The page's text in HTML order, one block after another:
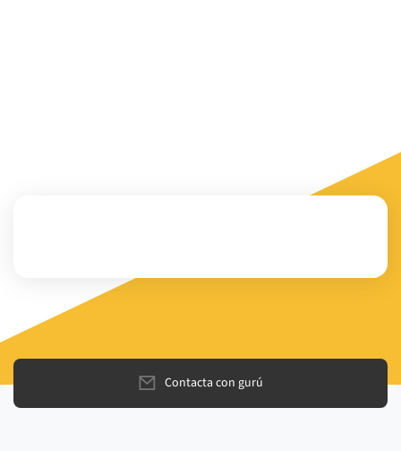
Contacta con gurú